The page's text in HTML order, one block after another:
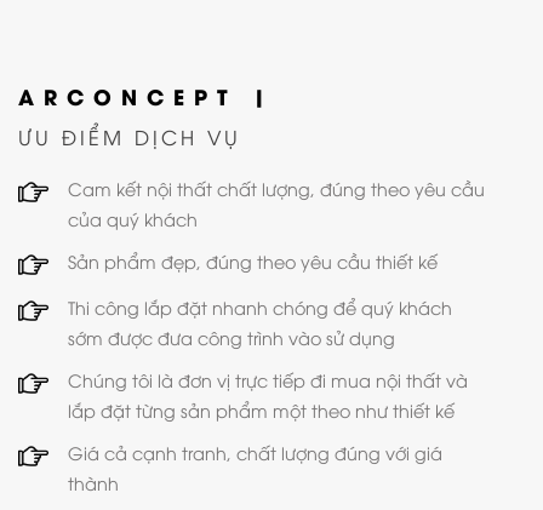
ARCONCEPT |
ƯU ĐIỂM DỊCH VỤ
Cam kết nội thất chất lượng, đúng theo yêu cầu
của quý khách
Sản phẩm đẹp, đúng theo yêu cầu thiết kế
Thi công lắp đặt nhanh chóng để quý khách
sớm được đưa công trình vào sử dụng
Chúng tôi là đơn vị trực tiếp đi mua nội thất và
lắp đặt từng sản phẩm một theo như thiết kế
Giá cả cạnh tranh, chất lượng đúng với giá
thành